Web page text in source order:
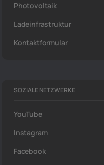
Photovoltaik
Ladeinfrastruktur
Kontaktformular
SOZIALE NETZWERKE
YouTube
Instagram
Facebook